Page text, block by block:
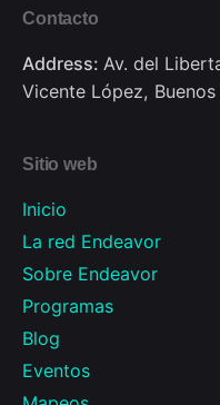
Contacto
Address: Av. del
Vicente López, Buenos
Sitio web
Inicio
La red Endeavor
Sobre Endeavor
Programas
Blog
Eventos